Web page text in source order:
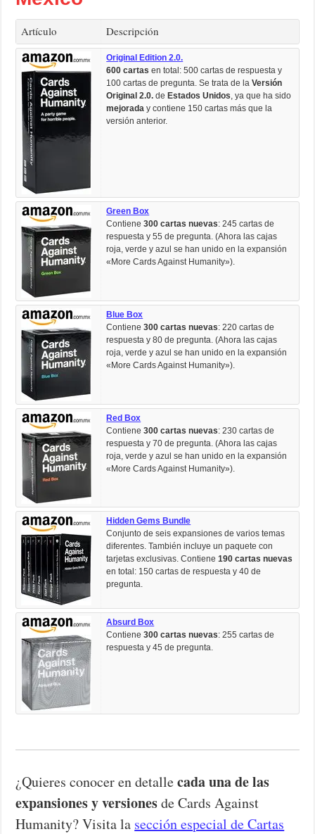
Artículo Descripción
Original Edition 2.0.
600 cartas en total: 500 cartas de respuesta y
100 cartas de pregunta. Se trata de laVersión
Original 2.0. de Estados Unidos, ya que ha sido
mejorada y contiene 150 cartas más que la
versión anterior.
Green Box
Contiene300 cartas nuevas: 245 cartas de
respuesta y 55 de pregunta. (Ahora las cajas
roja, verde y azul se han unido en la expansión
«More Cards Against Humanity»).
Blue Box
Contiene300 cartas nuevas: 220 cartas de
respuesta y 80 de pregunta. (Ahora las cajas
roja, verde y azul se han unido en la expansión
«More Cards Against Humanity»).
Red Box
Contiene300 cartas nuevas: 230 cartas de
respuesta y 70 de pregunta. (Ahora las cajas
roja, verde y azul se han unido en la expansión
«More Cards Against Humanity»).
Hidden Gems Bundle
Conjunto de seis expansiones de varios temas
diferentes. También incluye un paquete con
tarjetas exclusivas. Contiene190 cartas nuevas
en total: 150 cartas de respuesta y 40 de
pregunta.
Absurd Box
Contiene300 cartas nuevas: 255 cartas de
respuesta y 45 de pregunta.
¿Quieres conocer en detallecada una de las
expansiones y versionesde Cards Against
Humanity? Visita la sección especial de Cartas